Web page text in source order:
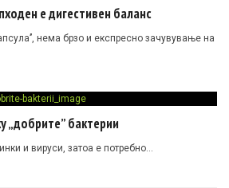
е дигестивен баланс
нема брзо и експресно зачувување на
„добрите” бактерии
и вируси, затоа е потребно…